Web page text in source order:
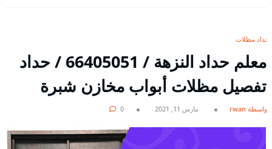
حداد مظلات
معلم حداد النزهة / 66405051 / حداد
تفصيل مظلات أبواب مخازن شبرة
بواسطة rwan مارس 11, 2021 0